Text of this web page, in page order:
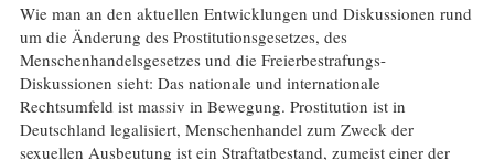
Wie man an den aktuellen Entwicklungen und Diskussionen rund
um die Änderung des Prostitutionsgesetzes, des
Menschenhandelsgesetzes und die Freierbestrafungs-
Diskussionen sieht: Das nationale und internationale
Rechtsumfeld ist massiv in Bewegung. Prostitution ist in
Deutschland legalisiert, Menschenhandel zum Zweck der
sexuellen Ausbeutung ist ein Straftatbestand, zumeist einer der